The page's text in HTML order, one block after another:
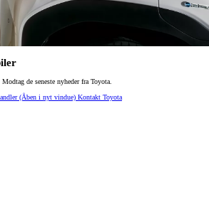
de seneste nyheder fra Toyota.
(Åben i nyt vindue) Kontakt Toyota